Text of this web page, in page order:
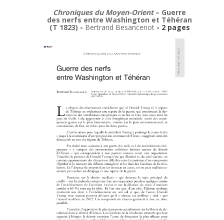
Chroniques du Moyen-Orient– Guerre
des nerfs entre Washington et Téhéran
(T 1823) - Bertrand Besancenot- 2 pages